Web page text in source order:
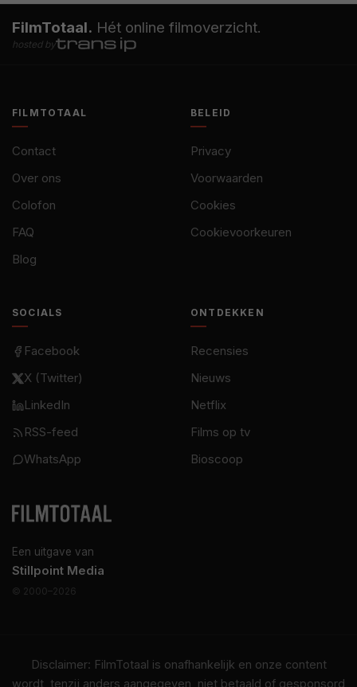
FilmTotaal. Hét online filmoverzicht.
hosted by
Een uitgave van
Stillpoint Media
© 2000–2026
FILMTOTAAL
Contact
Over ons
Colofon
FAQ
Blog
BELEID
Privacy
Voorwaarden
Cookies
Cookievoorkeuren
SOCIALS
Facebook
X (Twitter)
LinkedIn
RSS-feed
WhatsApp
ONTDEKKEN
Recensies
Nieuws
Netflix
Films op tv
Bioscoop
Disclaimer: FilmTotaal is onafhankelijk en onze content
wordt, tenzij anders aangegeven, niet betaald of gesponsord